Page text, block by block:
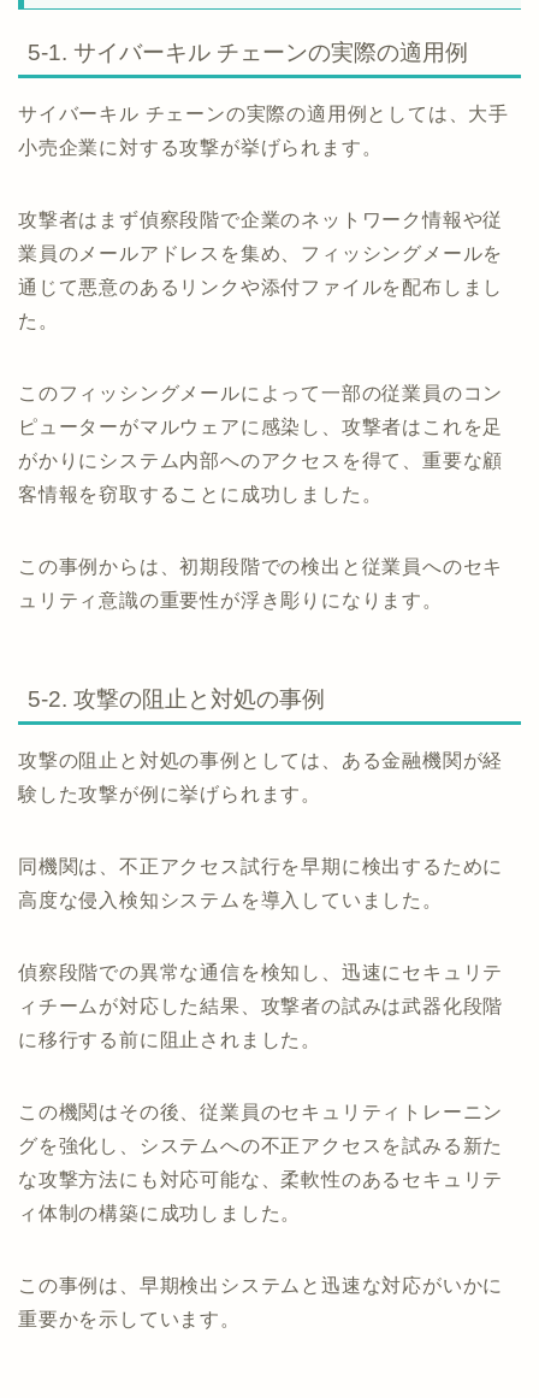
5-1. サイバーキル チェーンの実際の適用例
サイバーキル チェーンの実際の適用例としては、大手
小売企業に対する攻撃が挙げられます。
攻撃者はまず偵察段階で企業のネットワーク情報や従
業員のメールアドレスを集め、フィッシングメールを
通じて悪意のあるリンクや添付ファイルを配布しまし
た。
このフィッシングメールによって一部の従業員のコン
ピューターがマルウェアに感染し、攻撃者はこれを足
がかりにシステム内部へのアクセスを得て、重要な顧
客情報を窃取することに成功しました。
この事例からは、初期段階での検出と従業員へのセキ
ュリティ意識の重要性が浮き彫りになります。
5-2. 攻撃の阻止と対処の事例
攻撃の阻止と対処の事例としては、ある金融機関が経
験した攻撃が例に挙げられます。
同機関は、不正アクセス試行を早期に検出するために
高度な侵入検知システムを導入していました。
偵察段階での異常な通信を検知し、迅速にセキュリテ
ィチームが対応した結果、攻撃者の試みは武器化段階
に移行する前に阻止されました。
この機関はその後、従業員のセキュリティトレーニン
グを強化し、システムへの不正アクセスを試みる新た
な攻撃方法にも対応可能な、柔軟性のあるセキュリテ
ィ体制の構築に成功しました。
この事例は、早期検出システムと迅速な対応がいかに
重要かを示しています。